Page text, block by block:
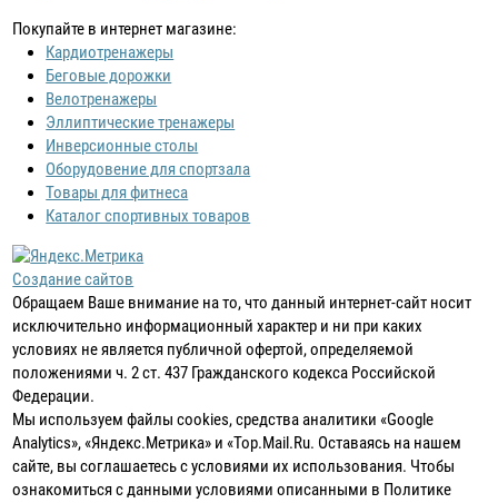
Покупайте в интернет магазине:
Кардиотренажеры
Беговые дорожки
Велотренажеры
Эллиптические тренажеры
Инверсионные столы
Оборудовение для спортзала
Товары для фитнеса
Каталог спортивных товаров
Создание сайтов
Обращаем Ваше внимание на то, что данный интернет-сайт носит
исключительно информационный характер и ни при каких
условиях не является публичной офертой, определяемой
положениями ч. 2 ст. 437 Гражданского кодекса Российской
Федерации.
Мы используем файлы cookies, средства аналитики «Google
Analytics», «Яндекс.Метрика» и «Top.Mail.Ru. Оставаясь на нашем
сайте, вы соглашаетесь с условиями их использования. Чтобы
ознакомиться с данными условиями описанными в Политике